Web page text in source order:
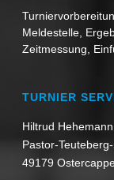
Meldestelle,
Zeitmessung,
TURNIER
Hiltrud Hehemann
Pastor-
49179